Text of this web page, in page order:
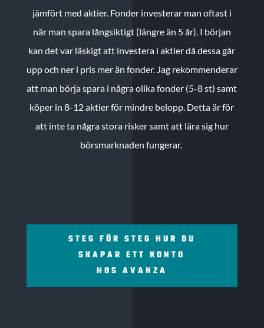
jämfört med aktier. Fonder investerar man oftast i
när man spara långsiktigt (längre än 5 år). I början
kan det var läskigt att investera i aktier då dessa går
upp och ner i pris mer än fonder. Jag rekommenderar
att man börja spara i några olika fonder (5-8 st) samt
köper in 8-12 aktier för mindre belopp. Detta är för
att inte ta några stora risker samt att lära sig hur
börsmarknaden fungerar.
STEG FÖR STEG HUR DU
SKAPAR ETT KONTO
HOS AVANZA